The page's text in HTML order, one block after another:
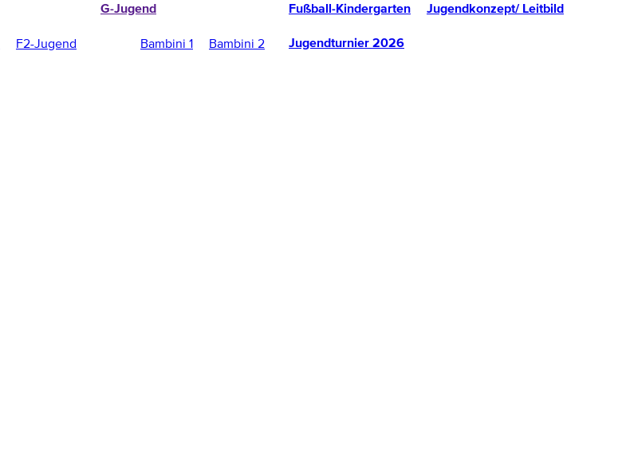
F2-Jugend
G-Jugend
Bambini 1 Bambini 2
Fußball-Kindergarten Jugendkonzept/ Leitbild
Jugendturnier 2026